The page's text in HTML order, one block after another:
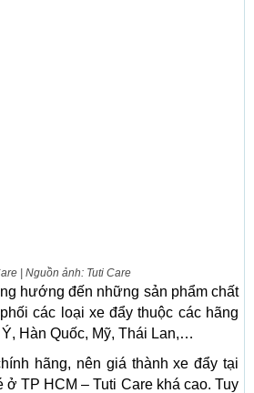
| Nguồn ảnh: Tuti Care
hướng đến những sản phẩm chất
các loại xe đẩy thuộc các hãng
Hàn Quốc, Mỹ, Thái Lan,…
hãng, nên giá thành xe đẩy tại
ở TP HCM – Tuti Care khá cao. Tuy